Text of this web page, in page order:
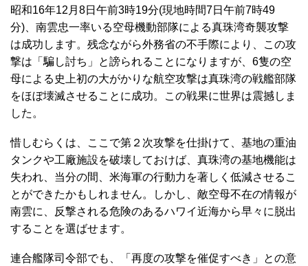
昭和16年12月8日午前3時19分(現地時間7日午前7時49
分)、南雲忠一率いる空母機動部隊による真珠湾奇襲攻撃
は成功します。残念ながら外務省の不手際により、この攻
撃は「騙し討ち」と謗られることになりますが、6隻の空
母による史上初の大がかりな航空攻撃は真珠湾の戦艦部隊
をほぼ壊滅させることに成功。この戦果に世界は震撼しま
した。
惜しむらくは、ここで第２次攻撃を仕掛けて、基地の重油
タンクや工廠施設を破壊しておけば、真珠湾の基地機能は
失われ、当分の間、米海軍の行動力を著しく低減させるこ
とができたかもしれません。しかし、敵空母不在の情報が
南雲に、反撃される危険のあるハワイ近海から早々に脱出
することを選ばせます。
連合艦隊司令部でも、「再度の攻撃を催促すべき」との意